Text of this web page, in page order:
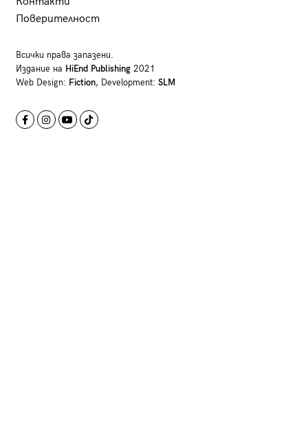
Поверителност
Всички права запазени.
Издание на HiEnd Publishing2021
Web Design: Fiction, Development: SLM